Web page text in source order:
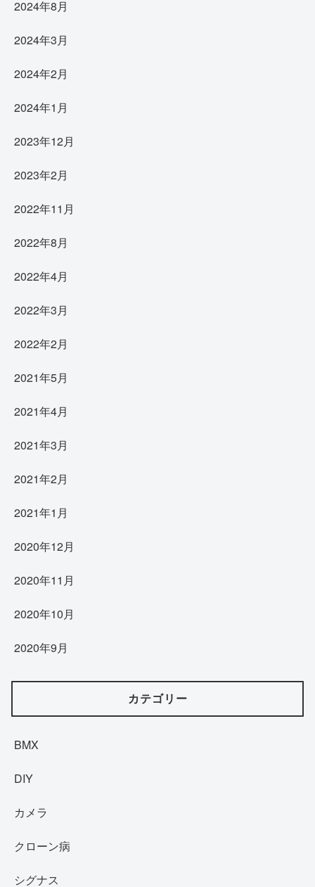
2024年8月
2024年3月
2024年2月
2024年1月
2023年12月
2023年2月
2022年11月
2022年8月
2022年4月
2022年3月
2022年2月
2021年5月
2021年4月
2021年3月
2021年2月
2021年1月
2020年12月
2020年11月
2020年10月
2020年9月
カテゴリー
BMX
DIY
カメラ
クローン病
シグナス